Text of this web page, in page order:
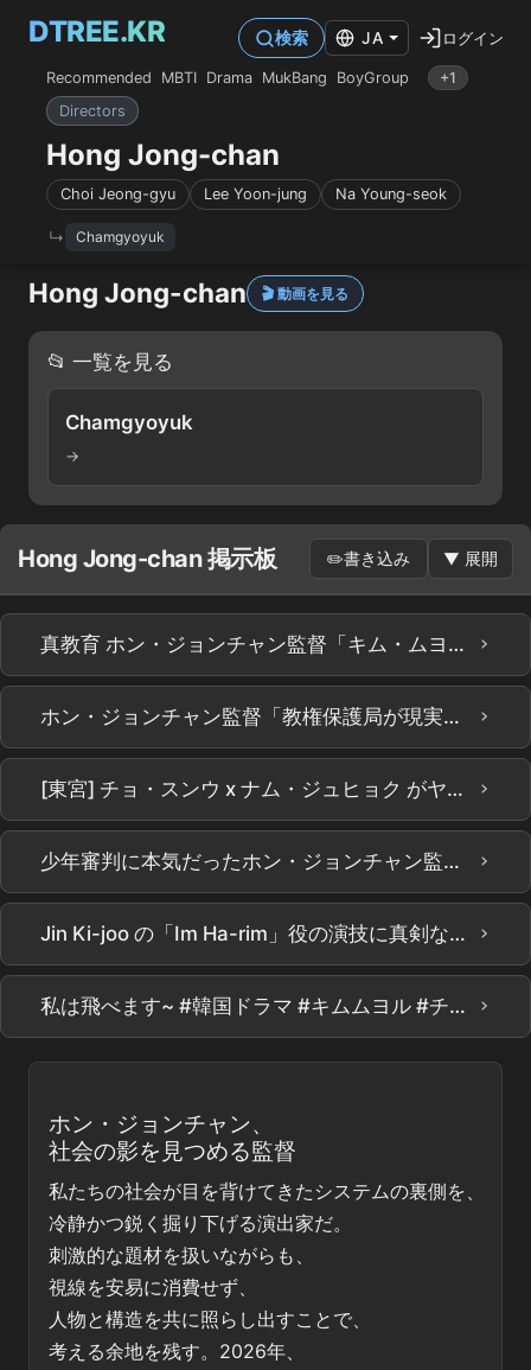
DTREE.KR
Recommended MBTI Drama MukBang BoyGroup
+1
Directors
Hong Jong-chan
Choi Jeong-gyu Lee Yoon-jung Na Young-seok
Chamgyoyuk
検索 JA ログイン
Hong Jong-chan 🎬 動画を見る
📂 一覧を見る
Chamgyoyuk
→
Hong Jong-chan 掲示板 ✏️書き込み ▼ 展開
真教育 ホン・ジョンチャン監督「キム・ムヨル、忍耐と配慮で新人まで輝かせた」…公開3日で世界1位の秘訣 ›
ホン・ジョンチャン監督「教権保護局が現実にあればいいのに」 | Netflix [真教育] 制作発表会 | Teach You a Lesson | Netflix ›
[東宮] チョ・スンウ x ナム・ジュヒョク がヤバい.. 鳥肌が立つディテールㄷㄷ Netflix新作 [東宮] ティザー精密分析！これは面白いものが全部詰まってる??? #the east palace #netflix ›
少年審判に本気だったホン・ジョンチャン監督！ユン・ヨンギョン先生が演技指導として参加した理由 #소년심판 #홍종찬감독 #소년심판연기지도 #소년심판비하인드스토리 ›
Jin Ki-joo の「Im Ha-rim」役の演技に真剣な舞台裏 #ガチ教育 ›
私は飛べます~ #韓国ドラマ #キムムヨル #チンギジュ #ピョジフン #イソンミン #真の教育ドラマ #Netflix ›
ホン・ジョンチャン、
社会の影を見つめる監督
私たちの社会が目を背けてきたシステムの裏側を、
冷静かつ鋭く掘り下げる演出家だ。
刺激的な題材を扱いながらも、
視線を安易に消費せず、
人物と構造を共に照らし出すことで、
考える余地を残す。2026年、